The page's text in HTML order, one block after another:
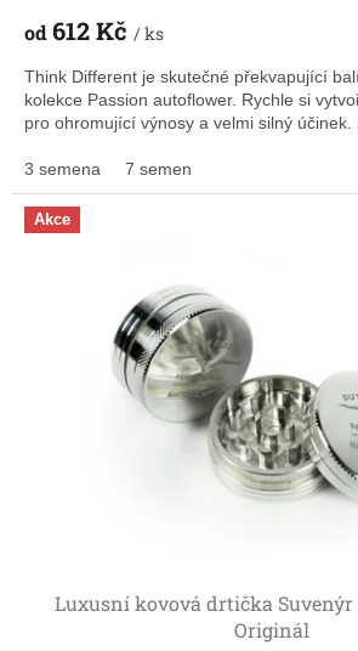
od 612 Kč / ks
Think Different je skutečné překvapující
kolekce Passion autoflower. Rychle si
pro ohromující výnosy a velmi silný účinek.
3 semena 7 semen
Akce
Luxusní kovová drtička Suvenýr
Originál